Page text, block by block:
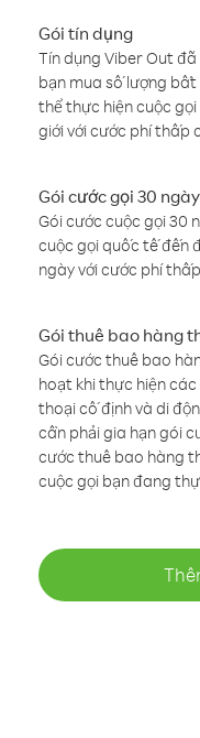
Gói tín dụng
Tín dụng Viber Out
bạn mua số lượng bất
thể thực hiện cuộc
giới với cước phí thấp
Gói cước gọi 30 ngày
Gói cước cuộc gọi 30
cuộc gọi quốc tế đến
ngày với cước phí
Gói thuê bao hàng
Gói cước thuê bao
hoạt khi thực hiện
thoại cố định và di
cần phải gia hạn gói
cước thuê bao hàng
cuộc gọi bạn đang